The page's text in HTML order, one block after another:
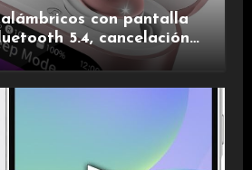
con pantalla
5.4, cancelación
y de larga